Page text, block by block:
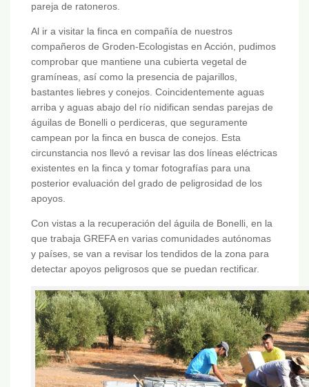
pareja de ratoneros.
Al ir a visitar la finca en compañía de nuestros
compañeros de Groden-Ecologistas en Acción, pudimos
comprobar que mantiene una cubierta vegetal de
gramíneas, así como la presencia de pajarillos,
bastantes liebres y conejos. Coincidentemente aguas
arriba y aguas abajo del río nidifican sendas parejas de
águilas de Bonelli o perdiceras, que seguramente
campean por la finca en busca de conejos. Esta
circunstancia nos llevó a revisar las dos líneas eléctricas
existentes en la finca y tomar fotografías para una
posterior evaluación del grado de peligrosidad de los
apoyos.
Con vistas a la recuperación del águila de Bonelli, en la
que trabaja GREFA en varias comunidades autónomas
y países, se van a revisar los tendidos de la zona para
detectar apoyos peligrosos que se puedan rectificar.